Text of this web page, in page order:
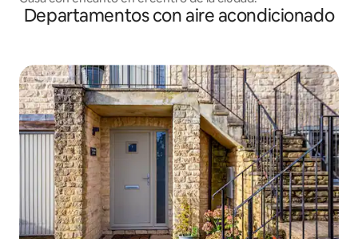
Departamentos con aire acondicionado